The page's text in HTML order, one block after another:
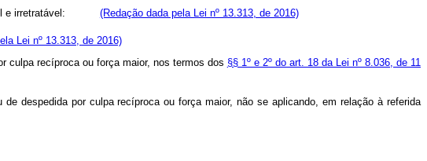
e irretratável: (Redação dada pela Lei nº 13.313, de 2016)
Lei nº 13.313, de 2016)
culpa recíproca ou força maior, nos termos dos §§ 1º e 2º do art. 18 da Lei nº 8.036, de 11
despedida por culpa recíproca ou força maior, não se aplicando, em relação à referida